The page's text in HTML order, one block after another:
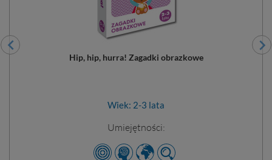
Hip, hip, hurra! Zagadki obrazkowe
Wiek: 2-3 lata
Umiejętności: